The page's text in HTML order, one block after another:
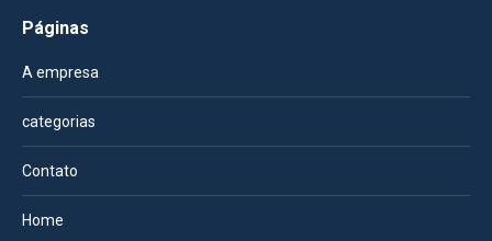
Páginas
A empresa
categorias
Contato
Home